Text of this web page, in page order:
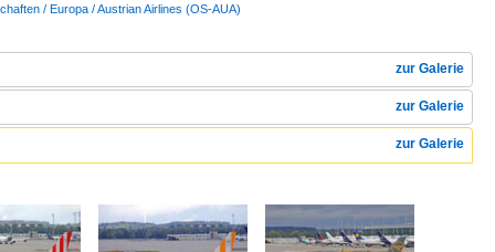
/ Europa / Austrian Airlines (OS-AUA)
zur Galerie
zur Galerie
zur Galerie